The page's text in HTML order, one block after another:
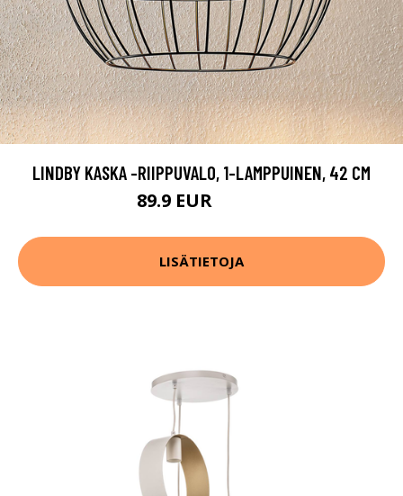
LINDBY KASKA -RIIPPUVALO, 1-LAMPPUINEN, 42 CM
89.9 EUR
LISÄTIETOJA